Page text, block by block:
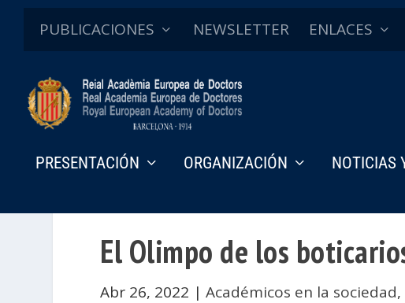
PUBLICACIONES NEWSLETTER ENLACES
PRESENTACIÓN ORGANIZACIÓN NOTICIAS
El Olimpo de los
Abr 26, 2022 |Académicos en la sociedad,